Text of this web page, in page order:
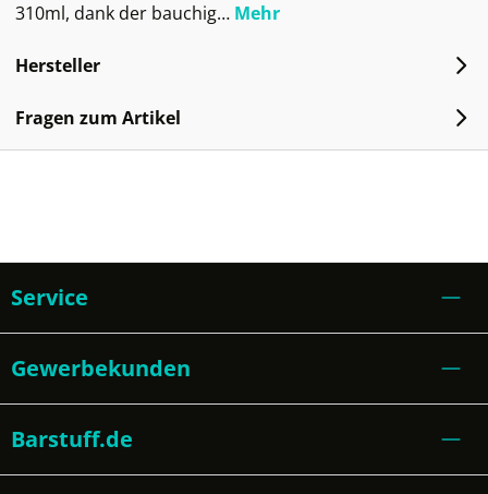
310ml, dank der bauchig… Mehr
Hersteller
Fragen zum Artikel
Service
Gewerbekunden
Barstuff.de